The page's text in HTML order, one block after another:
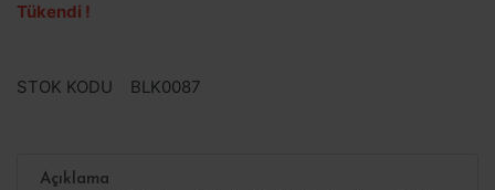
Tükendi !
STOK KODU BLK0087
Açıklama